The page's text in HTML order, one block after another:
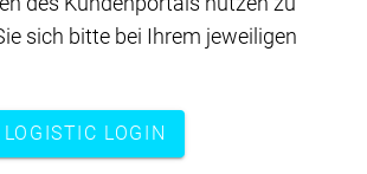
sich bitte bei Ihrem jeweiligen
LOGIN